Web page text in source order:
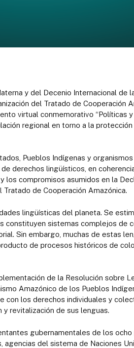
y del Decenio Internacional de
del Tratado de Cooperación
virtual conmemorativo “Políticas
regional en torno a la
Pueblos Indígenas y
derechos lingüísticos, en
los compromisos asumidos en la
de Cooperación Amazónica.
lingüísticas del planeta. Se
constituyen sistemas complejos de
Sin embargo, muchas de estas
de procesos históricos de
de la Resolución sobre
Amazónico de los Pueblos
con los derechos individuales y
y revitalización de sus lenguas.
gubernamentales de los ocho
del sistema de Naciones